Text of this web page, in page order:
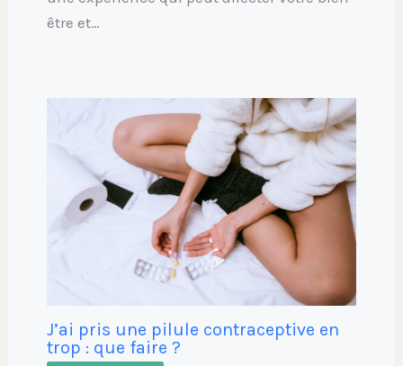
être et…
J’ai pris une pilule contraceptive en
trop : que faire ?